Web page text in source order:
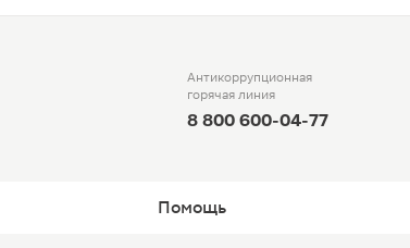
Антикоррупционная
горячая линия
8 800 600-04-77
Помощь